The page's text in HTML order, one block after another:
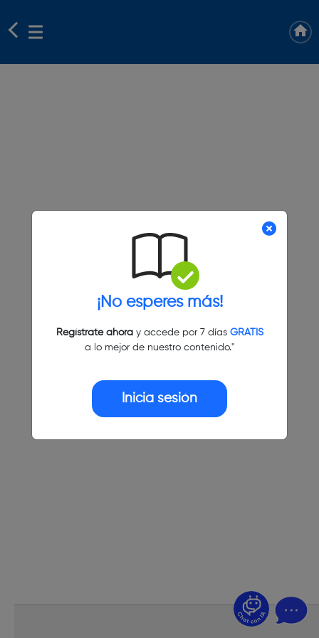
¡No esperes más!
Regístrate ahoray accede por 7 días GRATIS
a lo mejor de nuestro contenido."
Inicia sesión